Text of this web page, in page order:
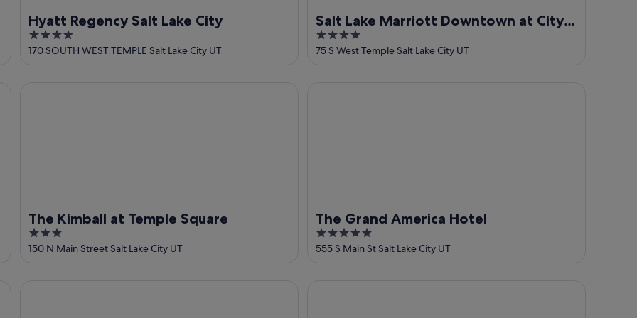
Hyatt Regency Salt Lake City
4
out
170 SOUTH WEST TEMPLE Salt Lake City UT
Salt Lake Marriott Downtown at City
Creek
4
out
75 S West Temple Salt Lake City UT
The Kimball at Temple Square
3
out
150 N Main Street Salt Lake City UT
The Grand America Hotel
5
out
555 S Main St Salt Lake City UT